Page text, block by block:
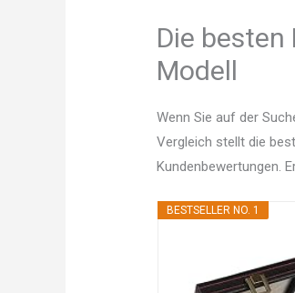
Die
Modell
Wenn Sie auf der
Vergleich stellt die
Kundenbewertungen.
BESTSELLER NO. 1